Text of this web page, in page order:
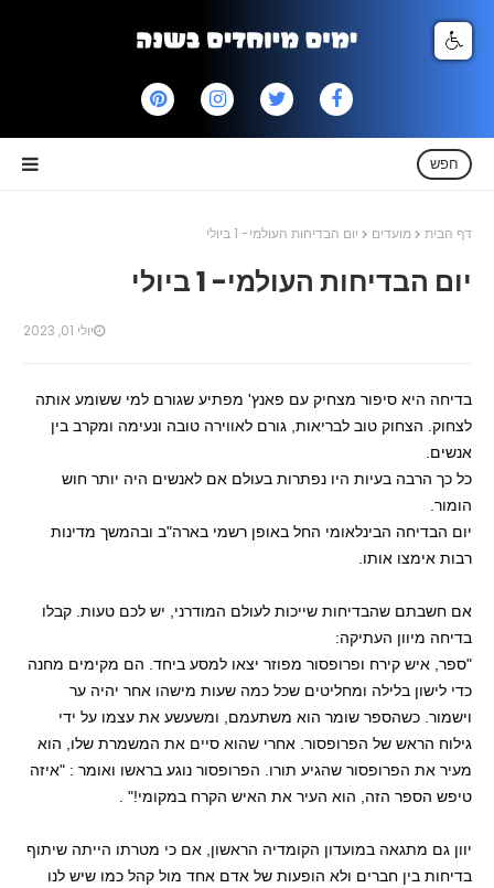
חפש
דף הבית מועדים יום הבדיחות העולמי- 1 ביולי
יום הבדיחות העולמי- 1 ביולי
יולי 01, 2023
בדיחה היא סיפור מצחיק עם פאנץ' מפתיע שגורם למי ששומע אותה
לצחוק. הצחוק טוב לבריאות, גורם לאווירה טובה ונעימה ומקרב בין
אנשים.
כל כך הרבה בעיות היו נפתרות בעולם אם לאנשים היה יותר חוש
הומור.
יום הבדיחה הבינלאומי החל באופן רשמי בארה"ב ובהמשך מדינות
רבות אימצו אותו.
אם חשבתם שהבדיחות שייכות לעולם המודרני, יש לכם טעות. קבלו
בדיחה מיוון העתיקה:
"ספר, איש קירח ופרופסור מפוזר יצאו למסע ביחד. הם מקימים מחנה
כדי לישון בלילה ומחליטים שכל כמה שעות מישהו אחר יהיה ער
וישמור. כשהספר שומר הוא משתעמם, ומשעשע את עצמו על ידי
גילוח הראש של הפרופסור. אחרי שהוא סיים את המשמרת שלו, הוא
מעיר את הפרופסור שהגיע תורו. הפרופסור נוגע בראשו ואומר : "איזה
טיפש הספר הזה, הוא העיר את האיש הקרח במקומי!" .
יוון גם מתגאה במועדון הקומדיה הראשון, אם כי מטרתו הייתה שיתוף
בדיחות בין חברים ולא הופעות של אדם אחד מול קהל כמו שיש לנו